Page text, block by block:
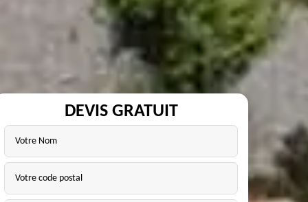
DEVIS GRATUIT